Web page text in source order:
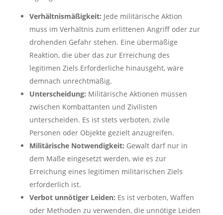
Verhältnismäßigkeit: Jede militärische Aktion
muss im Verhältnis zum erlittenen Angriff oder zur
drohenden Gefahr stehen. Eine übermäßige
Reaktion, die über das zur Erreichung des
legitimen Ziels Erforderliche hinausgeht, wäre
demnach unrechtmäßig.
Unterscheidung: Militärische Aktionen müssen
zwischen Kombattanten und Zivilisten
unterscheiden. Es ist stets verboten, zivile
Personen oder Objekte gezielt anzugreifen.
Militärische Notwendigkeit: Gewalt darf nur in
dem Maße eingesetzt werden, wie es zur
Erreichung eines legitimen militärischen Ziels
erforderlich ist.
Verbot unnötiger Leiden: Es ist verboten, Waffen
oder Methoden zu verwenden, die unnötige Leiden